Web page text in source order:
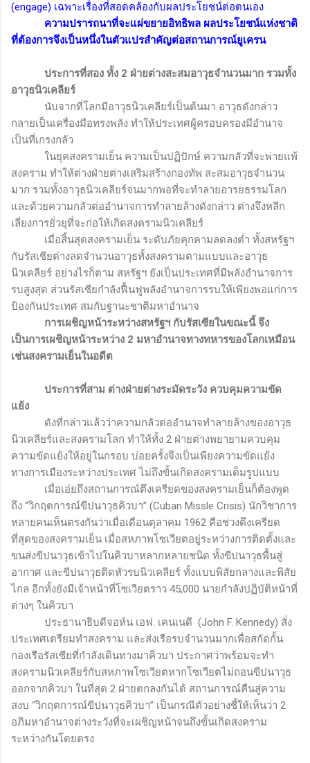
(engage) เฉพาะเรื่องที่สอดคล้องกับผลประโยชน์ต่อตนเอง
ความปรารถนาที่จะแผ่ขยายอิทธิพล ผลประโยชน์แห่งชาติ
ที่ต้องการจึงเป็นหนึ่งในตัวแปรสำคัญต่อสถานการณ์ยูเครน
ประการที่สอง ทั้ง 2 ฝ่ายต่างสะสมอาวุธจำนวนมาก รวมทั้ง
อาวุธนิวเคลียร์
นับจากที่โลกมีอาวุธนิวเคลียร์เป็นต้นมา อาวุธดังกล่าว
กลายเป็นเครื่องมือทรงพลัง ทำให้ประเทศผู้ครอบครองมีอำนาจ
เป็นที่เกรงกลัว
ในยุคสงครามเย็น ความเป็นปฏิปักษ์ ความกลัวที่จะพ่ายแพ้
สงคราม ทำให้ต่างฝ่ายต่างเสริมสร้างกองทัพ สะสมอาวุธจำนวน
มาก รวมทั้งอาวุธนิวเคลียร์จนมากพอที่จะทำลายอารยธรรมโลก
และด้วยความกลัวต่ออำนาจการทำลายล้างดังกล่าว ต่างจึงหลีก
เลี่ยงการยั่วยุที่จะก่อให้เกิดสงครามนิวเคลียร์
เมื่อสิ้นสุดสงครามเย็น ระดับภัยคุกคามลดลงต่ำ ทั้งสหรัฐฯ
กับรัสเซียต่างลดจำนวนอาวุธทั้งสงครามตามแบบและอาวุธ
นิวเคลียร์ อย่างไรก็ตาม สหรัฐฯ ยังเป็นประเทศที่มีพลังอำนาจการ
รบสูงสุด ส่วนรัสเซียกำลังฟื้นฟูพลังอำนาจการรบให้เพียงพอแก่การ
ป้องกันประเทศ สมกับฐานะชาติมหาอำนาจ
การเผชิญหน้าระหว่างสหรัฐฯ กับรัสเซียในขณะนี้ จึง
เป็นการเผชิญหน้าระหว่าง 2 มหาอำนาจทางทหารของโลกเหมือน
เช่นสงครามเย็นในอดีต
ประการที่สาม ต่างฝ่ายต่างระมัดระวัง ควบคุมความขัด
แย้ง
ดังที่กล่าวแล้วว่าความกลัวต่ออำนาจทำลายล้างของอาวุธ
นิวเคลียร์และสงครามโลก ทำให้ทั้ง 2 ฝ่ายต่างพยายามควบคุม
ความขัดแย้งให้อยู่ในกรอบ บ่อยครั้งจึงเป็นเพียงความขัดแย้ง
ทางการเมืองระหว่างประเทศ ไม่ถึงขั้นเกิดสงครามเต็มรูปแบบ
เมื่อเอ่ยถึงสถานการณ์ตึงเครียดของสงครามเย็นก็ต้องพูด
ถึง “วิกฤตการณ์ขีปนาวุธคิวบา” (Cuban Missle Crisis) นักวิชาการ
หลายคนเห็นตรงกันว่าเมื่อเดือนตุลาคม 1962 คือช่วงตึงเครียด
ที่สุดของสงครามเย็น เมื่อสหภาพโซเวียตอยู่ระหว่างการติดตั้งและ
ขนส่งขีปนาวุธเข้าไปในคิวบาหลากหลายชนิด ทั้งขีปนาวุธพื้นสู่
อากาศ และขีปนาวุธติดหัวรบนิวเคลียร์ ทั้งแบบพิสัยกลางและพิสัย
ไกล อีกทั้งยังมีเจ้าหน้าที่โซเวียตราว 45,000 นายกำลังปฏิบัติหน้าที่
ต่างๆ ในคิวบา
ประธานาธิบดีจอห์น เอฟ. เคนเนดี (John F. Kennedy) สั่ง
ประเทศเตรียมทำสงคราม และส่งเรือรบจำนวนมากเพื่อสกัดกั้น
กองเรือรัสเซียที่กำลังเดินทางมาคิวบา ประกาศว่าพร้อมจะทำ
สงครามนิวเคลียร์กับสหภาพโซเวียตหากโซเวียตไม่ถอนขีปนาวุธ
ออกจากคิวบา ในที่สุด 2 ฝ่ายตกลงกันได้ สถานการณ์คืนสู่ความ
สงบ “วิกฤตการณ์ขีปนาวุธคิวบา” เป็นกรณีตัวอย่างชี้ให้เห็นว่า 2
อภิมหาอำนาจต่างระวังที่จะเผชิญหน้าจนถึงขั้นเกิดสงคราม
ระหว่างกันโดยตรง